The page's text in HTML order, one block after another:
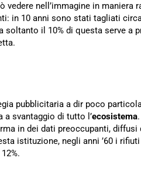
nell’immagine in maniera
in 10 anni sono stati tagliati
il 10% di questa serve a
pubblicitaria a dir poco
a svantaggio di tutto l’ecosistema
in dei dati preoccupanti, diffusi
istituzione, negli anni ’60 i